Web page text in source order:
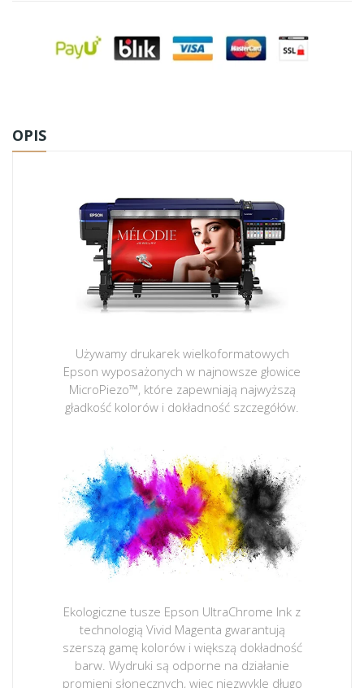
OPIS
Używamy drukarek wielkoformatowych
Epson wyposażonych w najnowsze głowice
MicroPiezo™, które zapewniają najwyższą
gładkość kolorów i dokładność szczegółów.
Ekologiczne tusze Epson UltraChrome Ink z
technologią Vivid Magenta gwarantują
szerszą gamę kolorów i większą dokładność
barw. Wydruki są odporne na działanie
promieni słonecznych, więc niezwykle długo